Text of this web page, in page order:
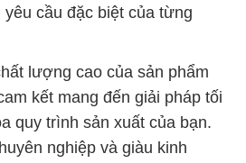
cầu đặc biệt của từng
lượng cao của sản phẩm
kết mang đến giải pháp tối
quy trình sản xuất của bạn.
nghiệp và giàu kinh